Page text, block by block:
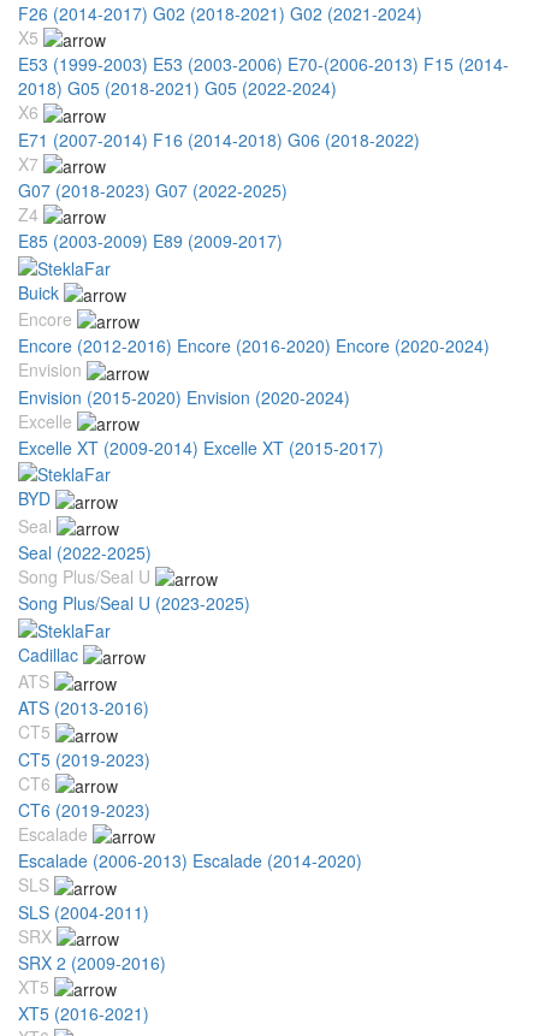
F26 (2014-2017) G02 (2018-2021) G02 (2021-2024)
X5
E53 (1999-2003) E53 (2003-2006) E70-(2006-2013) F15 (2014-
2018) G05 (2018-2021) G05 (2022-2024)
X6
E71 (2007-2014) F16 (2014-2018) G06 (2018-2022)
X7
G07 (2018-2023) G07 (2022-2025)
Z4
E85 (2003-2009) E89 (2009-2017)
Buick
Encore
Encore (2012-2016) Encore (2016-2020) Encore (2020-2024)
Envision
Envision (2015-2020) Envision (2020-2024)
Excelle
Excelle XT (2009-2014) Excelle XT (2015-2017)
BYD
Seal
Seal (2022-2025)
Song Plus/Seal U
Song Plus/Seal U (2023-2025)
Cadillac
ATS
ATS (2013-2016)
CT5
CT5 (2019-2023)
CT6
CT6 (2019-2023)
Escalade
Escalade (2006-2013) Escalade (2014-2020)
SLS
SLS (2004-2011)
SRX
SRX 2 (2009-2016)
XT5
XT5 (2016-2021)